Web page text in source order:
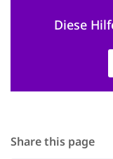
Diese
Share this page